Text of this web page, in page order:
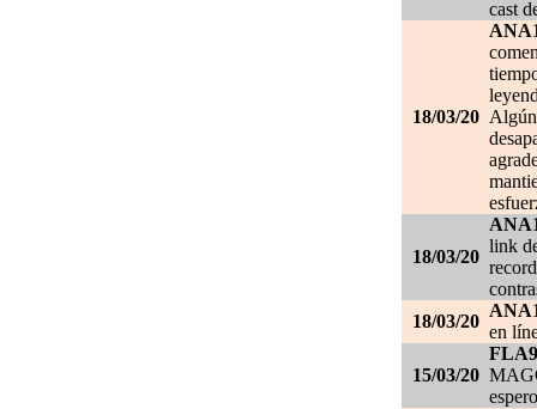
cast
18/03/20
18/03/20
link
18/03/20
en
15/03/20